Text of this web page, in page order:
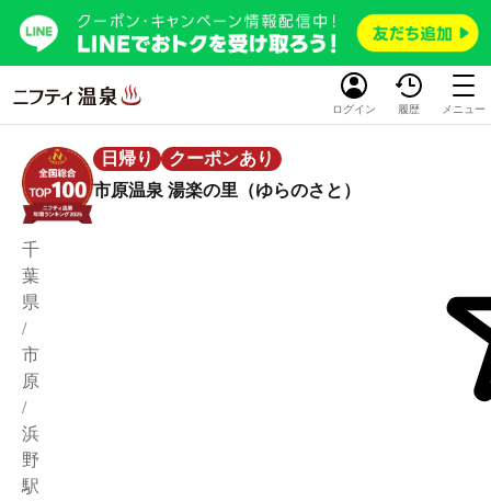
ログイン 履歴 メニュー
日帰り
クーポンあり
市原温泉 湯楽の里（ゆらのさと）
千
葉
県
/
市
原
/
浜
野
駅